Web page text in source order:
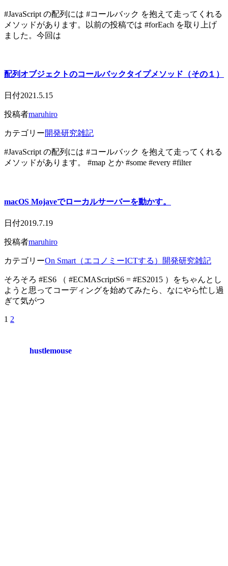
#JavaScript の配列には #コールバック を抱えて走ってくれる
メソッドがあります。以前の投稿では #forEach を取り上げ
ました。今回は
配列オブジェクトのコールバックタイプメソッド（その１）
日付2021.5.15
投稿者maruhiro
カテゴリー開発研究雑記
#JavaScript の配列には #コールバック を抱えて走ってくれる
メソッドがあります。 #map とか #some #every #filter
macOS Mojaveでローカルサーバーを動かす。
日付2019.7.19
投稿者maruhiro
カテゴリーOn Smart（エコノミーICTする） 開発研究雑記
そろそろ #ES6 （ #ECMAScriptS6 = #ES2015 ）をちゃんとし
ようと思ってコーディングを始めてみたら、なにやら忙し過
ぎて気がつ
1 2
hustlemouse